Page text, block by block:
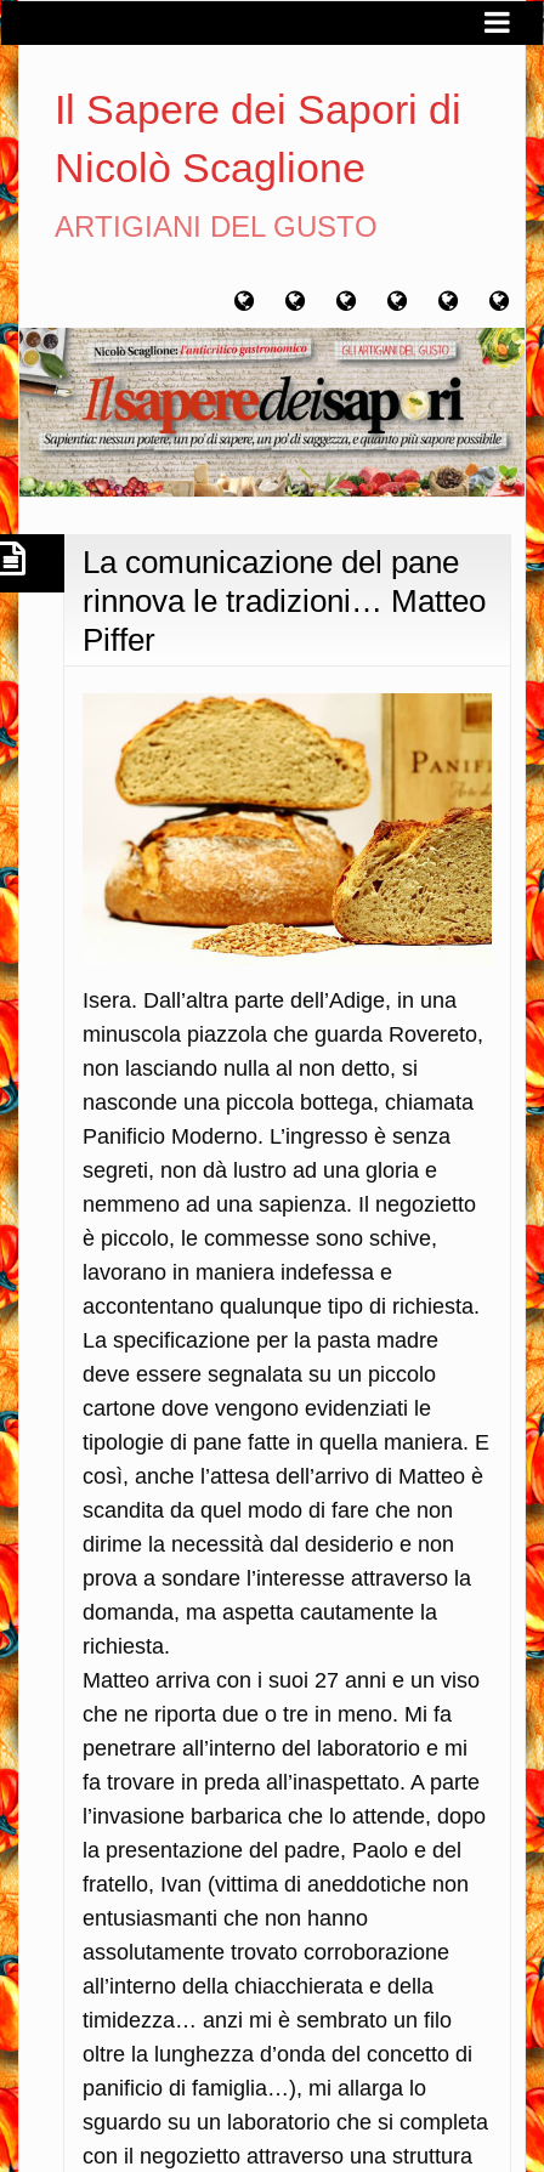
Il Sapere dei Sapori di
Nicolò Scaglione
ARTIGIANI DEL GUSTO
Home Chi
sono
Artigiani
del
gusto
Viaggi
del
gusto
Filosofia
del
gusto
La comunicazione del pane
rinnova le tradizioni… Matteo
Piffer
Isera. Dall’altra parte dell’Adige, in una
minuscola piazzola che guarda Rovereto,
non lasciando nulla al non detto, si
nasconde una piccola bottega, chiamata
Panificio Moderno. L’ingresso è senza
segreti, non dà lustro ad una gloria e
nemmeno ad una sapienza. Il negozietto
è piccolo, le commesse sono schive,
lavorano in maniera indefessa e
accontentano qualunque tipo di richiesta.
La specificazione per la pasta madre
deve essere segnalata su un piccolo
cartone dove vengono evidenziati le
tipologie di pane fatte in quella maniera. E
così, anche l’attesa dell’arrivo di Matteo è
scandita da quel modo di fare che non
dirime la necessità dal desiderio e non
prova a sondare l’interesse attraverso la
domanda, ma aspetta cautamente la
richiesta.
Matteo arriva con i suoi 27 anni e un viso
che ne riporta due o tre in meno. Mi fa
penetrare all’interno del laboratorio e mi
fa trovare in preda all’inaspettato. A parte
l’invasione barbarica che lo attende, dopo
la presentazione del padre, Paolo e del
fratello, Ivan (vittima di aneddotiche non
entusiasmanti che non hanno
assolutamente trovato corroborazione
all’interno della chiacchierata e della
timidezza… anzi mi è sembrato un filo
oltre la lunghezza d’onda del concetto di
panificio di famiglia…), mi allarga lo
sguardo su un laboratorio che si completa
con il negozietto attraverso una struttura